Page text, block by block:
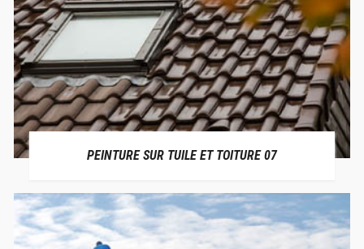
PEINTURE SUR TUILE ET TOITURE 07